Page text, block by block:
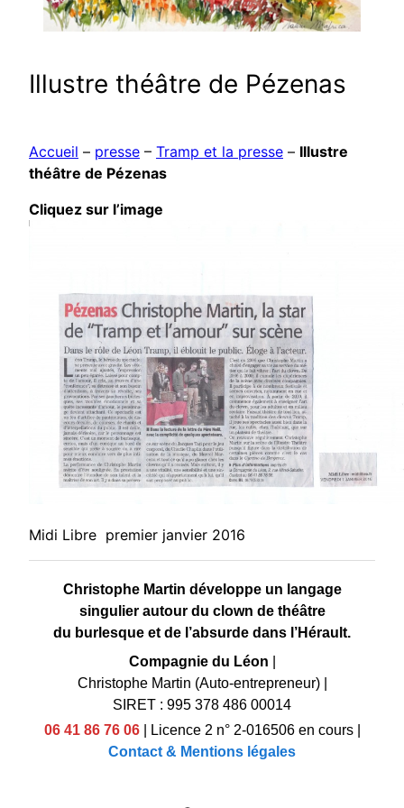
Illustre théâtre de Pézenas
Accueil – presse – Tramp et la presse – Illustre
théâtre de Pézenas
Cliquez sur l’image
Midi Libre premier janvier 2016
Christophe Martin développe un langage
singulier autour du clown de théâtre
du burlesque et de l’absurde dans l’Hérault.
Compagnie du Léon
Christophe Martin (Auto-entrepreneur)|
SIRET : 995 378 486 00014
06 41 86 76 06| Licence 2 n° 2-016506 en cours|
Contact & Mentions légales